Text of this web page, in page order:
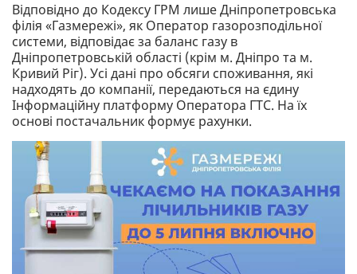
Відповідно до Кодексу ГРМ лише Дніпропетровська
філія «Газмережі», як Оператор газорозподільної
системи, відповідає за баланс газу в
Дніпропетровській області (крім м. Дніпро та м.
Кривий Ріг). Усі дані про обсяги споживання, які
надходять до компанії, передаються на єдину
Інформаційну платформу Оператора ГТС. На їх
основі постачальник формує рахунки.